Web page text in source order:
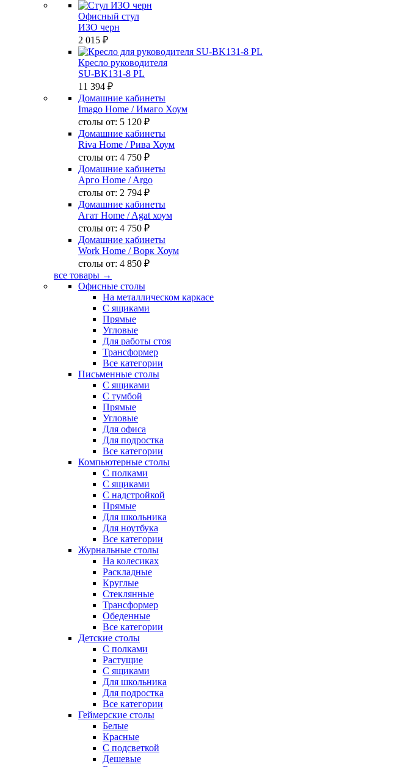
Офисный стул
ИЗО черн
2 015 ₽
Кресло руководителя
SU-BK131-8 PL
11 394 ₽
Домашние кабинеты
Imago Home / Имаго Хоум
столы от: 5 120 ₽
Домашние кабинеты
Riva Home / Рива Хоум
столы от: 4 750 ₽
Домашние кабинеты
Арго Home / Argo
столы от: 2 794 ₽
Домашние кабинеты
Агат Home / Agat хоум
столы от: 4 750 ₽
Домашние кабинеты
Work Home / Ворк Хоум
столы от: 4 850 ₽
все товары →
Офисные столы
На металлическом каркасе
С ящиками
Прямые
Угловые
Для работы стоя
Трансформер
Все категории
Письменные столы
С ящиками
С тумбой
Прямые
Угловые
Для офиса
Для подростка
Все категории
Компьютерные столы
С полками
С ящиками
С надстройкой
Прямые
Для школьника
Для ноутбука
Все категории
Журнальные столы
На колесиках
Раскладные
Круглые
Стеклянные
Трансформер
Обеденные
Все категории
Детские столы
С полками
Растущие
С ящиками
Для школьника
Для подростка
Все категории
Геймерские столы
Белые
Красные
С подсветкой
Дешевые